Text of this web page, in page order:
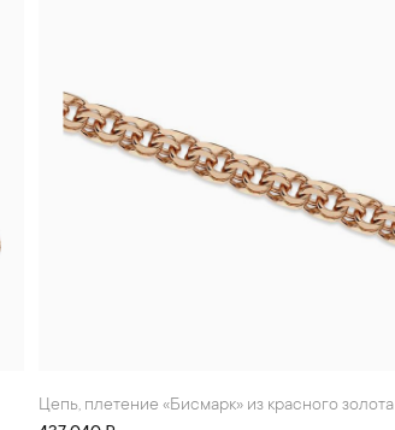
Цепь, плетение «Бисмарк» из красного золота